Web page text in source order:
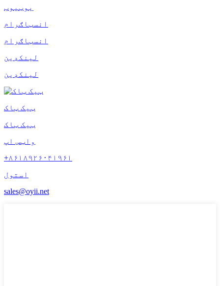
یوټیوب
انسټاګرام
انسټاګرام
لینکډین
لینکډین
ټیک ټاک
ټیک ټاک
واټس اپ
+۸۶۱۸۹۲۶۰۴۱۹۶۱
استول
sales@oyii.net